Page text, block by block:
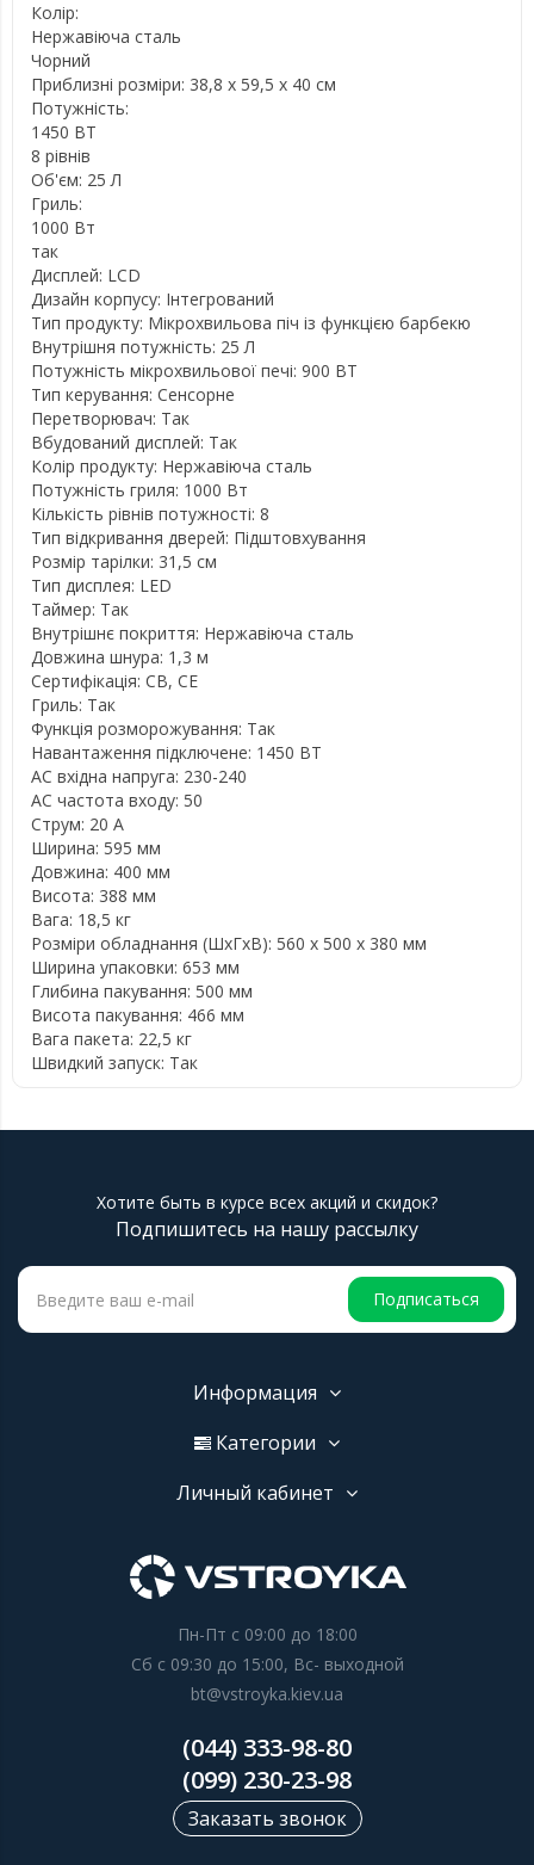
Колір:
Нержавіюча сталь
Чорний
Приблизні розміри: 38,8 x 59,5 x 40 см
Потужність:
1450 ВТ
8 рівнів
Об'єм: 25 Л
Гриль:
1000 Вт
так
Дисплей: LCD
Дизайн корпусу: Інтегрований
Тип продукту: Мікрохвильова піч із функцією барбекю
Внутрішня потужність: 25 Л
Потужність мікрохвильової печі: 900 ВТ
Тип керування: Сенсорне
Перетворювач: Так
Вбудований дисплей: Так
Колір продукту: Нержавіюча сталь
Потужність гриля: 1000 Вт
Кількість рівнів потужності: 8
Тип відкривання дверей: Підштовхування
Розмір тарілки: 31,5 см
Тип дисплея: LED
Таймер: Так
Внутрішнє покриття: Нержавіюча сталь
Довжина шнура: 1,3 м
Сертифікація: CB, CE
Гриль: Так
Функція розморожування: Так
Навантаження підключене: 1450 ВТ
AC вхідна напруга: 230-240
AC частота входу: 50
Струм: 20 A
Ширина: 595 мм
Довжина: 400 мм
Висота: 388 мм
Вага: 18,5 кг
Розміри обладнання (ШхГхВ): 560 x 500 x 380 мм
Ширина упаковки: 653 мм
Глибина пакування: 500 мм
Висота пакування: 466 мм
Вага пакета: 22,5 кг
Швидкий запуск: Так
Хотите быть в курсе всех акций и скидок?
Подпишитесь на нашу рассылку
Подписаться
Информация
Категории
Личный кабинет
Пн-Пт с 09:00 до 18:00
Сб с 09:30 до 15:00, Вс- выходной
bt@vstroyka.kiev.ua
(044) 333-98-80
(099) 230-23-98
Заказать звонок